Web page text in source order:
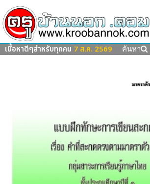
เนื้อหาดีๆสำหรับทุกคน 7 ส.ค. 2569 ค้นหา